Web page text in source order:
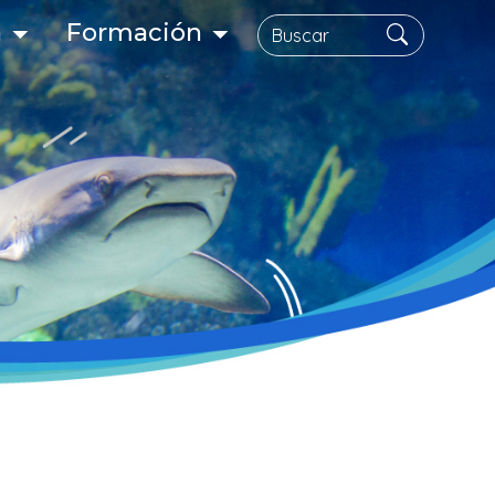
Formación Buscar